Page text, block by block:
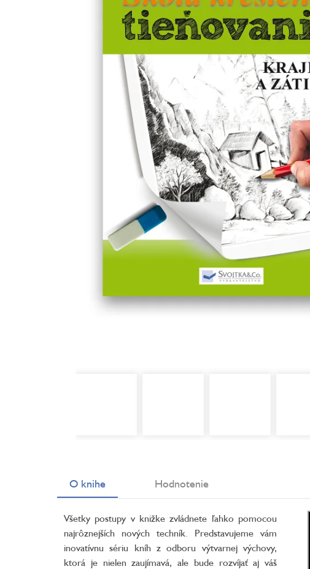
Aktivity / Samolepky
Rozprávky a príbehy
O knihe Hodnotenie
Všetky postupy v knižke zvládnete ľahko pomocou
najrôznejších nových techník. Predstavujeme vám
inovatívnu sériu kníh z odboru výtvarnej výchovy,
ktorá je nielen zaujímavá, ale bude rozvíjať aj váš